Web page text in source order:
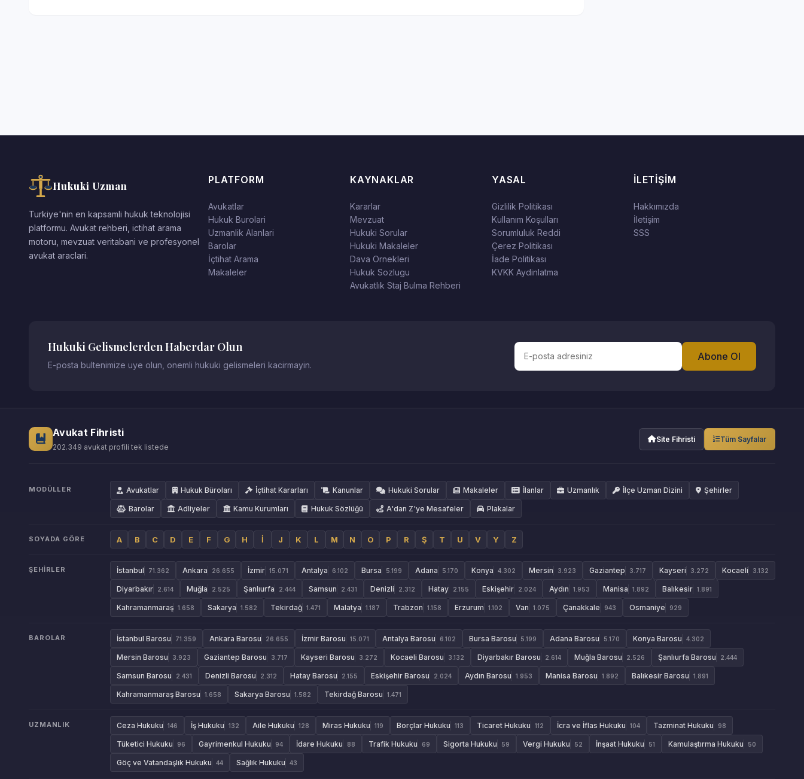
Hukuki Uzman
Turkiye'nin en kapsamli hukuk teknolojisi
platformu. Avukat rehberi, ictihat arama
motoru, mevzuat veritabani ve profesyonel
avukat araclari.
PLATFORM
Avukatlar
Hukuk Burolari
Uzmanlik Alanlari
Barolar
İçtihat Arama
Makaleler
KAYNAKLAR
Kararlar
Mevzuat
Hukuki Sorular
Hukuki Makaleler
Dava Ornekleri
Hukuk Sozlugu
Avukatlık Staj Bulma Rehberi
YASAL
Gizlilik Politikası
Kullanım Koşulları
Sorumluluk Reddi
Çerez Politikası
İade Politikası
KVKK Aydinlatma
İLETIŞIM
Hakkımızda
İletişim
SSS
Hukuki Gelismelerden Haberdar Olun
E-posta bultenimize uye olun, onemli hukuki gelismeleri kacirmayin.
Abone Ol
Avukat Fihristi
202.349 avukat profili tek listede
Site Fihristi Tüm Sayfalar
MODÜLLER Avukatlar Hukuk Büroları İçtihat Kararları Kanunlar Hukuki Sorular Makaleler İlanlar Uzmanlık İlçe Uzman Dizini Şehirler
Barolar Adliyeler Kamu Kurumları Hukuk Sözlüğü A'dan Z'ye Mesafeler Plakalar
SOYADA GÖRE A B C D E F G H İ J K L M N O P R Ş T U V Y Z
ŞEHIRLER İstanbul 71.362 Ankara 26.655 İzmir 15.071 Antalya 6.102 Bursa 5.199 Adana 5.170 Konya 4.302 Mersin 3.923 Gaziantep 3.717 Kayseri 3.272 Kocaeli 3.132
Diyarbakır 2.614 Muğla 2.525 Şanlıurfa 2.444 Samsun 2.431 Denizli 2.312 Hatay 2.155 Eskişehir 2.024 Aydın 1.953 Manisa 1.892 Balıkesir 1.891
Kahramanmaraş 1.658 Sakarya 1.582 Tekirdağ 1.471 Malatya 1.187 Trabzon 1.158 Erzurum 1.102 Van 1.075 Çanakkale 943 Osmaniye 929
BAROLAR İstanbul Barosu 71.359 Ankara Barosu 26.655 İzmir Barosu 15.071 Antalya Barosu 6.102 Bursa Barosu 5.199 Adana Barosu 5.170 Konya Barosu 4.302
Mersin Barosu 3.923 Gaziantep Barosu 3.717 Kayseri Barosu 3.272 Kocaeli Barosu 3.132 Diyarbakır Barosu 2.614 Muğla Barosu 2.526 Şanlıurfa Barosu 2.444
Samsun Barosu 2.431 Denizli Barosu 2.312 Hatay Barosu 2.155 Eskişehir Barosu 2.024 Aydın Barosu 1.953 Manisa Barosu 1.892 Balıkesir Barosu 1.891
Kahramanmaraş Barosu 1.658 Sakarya Barosu 1.582 Tekirdağ Barosu 1.471
UZMANLIK Ceza Hukuku 146 İş Hukuku 132 Aile Hukuku 128 Miras Hukuku 119 Borçlar Hukuku 113 Ticaret Hukuku 112 İcra ve İflas Hukuku 104 Tazminat Hukuku 98
Tüketici Hukuku 96 Gayrimenkul Hukuku 94 İdare Hukuku 88 Trafik Hukuku 69 Sigorta Hukuku 59 Vergi Hukuku 52 İnşaat Hukuku 51 Kamulaştırma Hukuku 50
Göç ve Vatandaşlık Hukuku 44 Sağlık Hukuku 43